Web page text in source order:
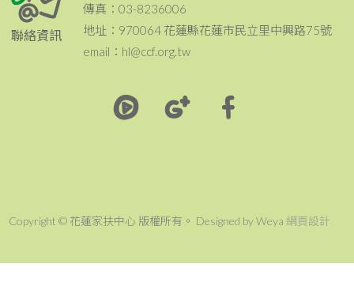
聯絡資訊
傳真：03-8236006
地址：970064 花蓮縣花蓮市民立里中興路75號
email：hl@ccf.org.tw
Copyright © 花蓮家扶中心 版權所有。 Designed by Weya 網頁設計